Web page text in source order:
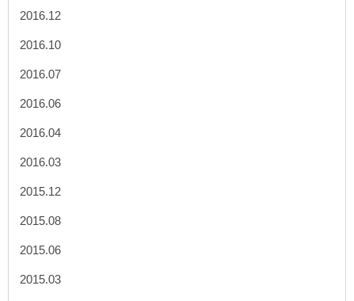
2016.12
2016.10
2016.07
2016.06
2016.04
2016.03
2015.12
2015.08
2015.06
2015.03